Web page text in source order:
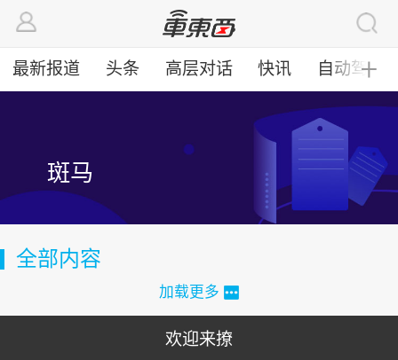
最新报道 头条 高层对话 快讯 自动驾驶
╋
斑马
全部内容
加载更多
欢迎来撩